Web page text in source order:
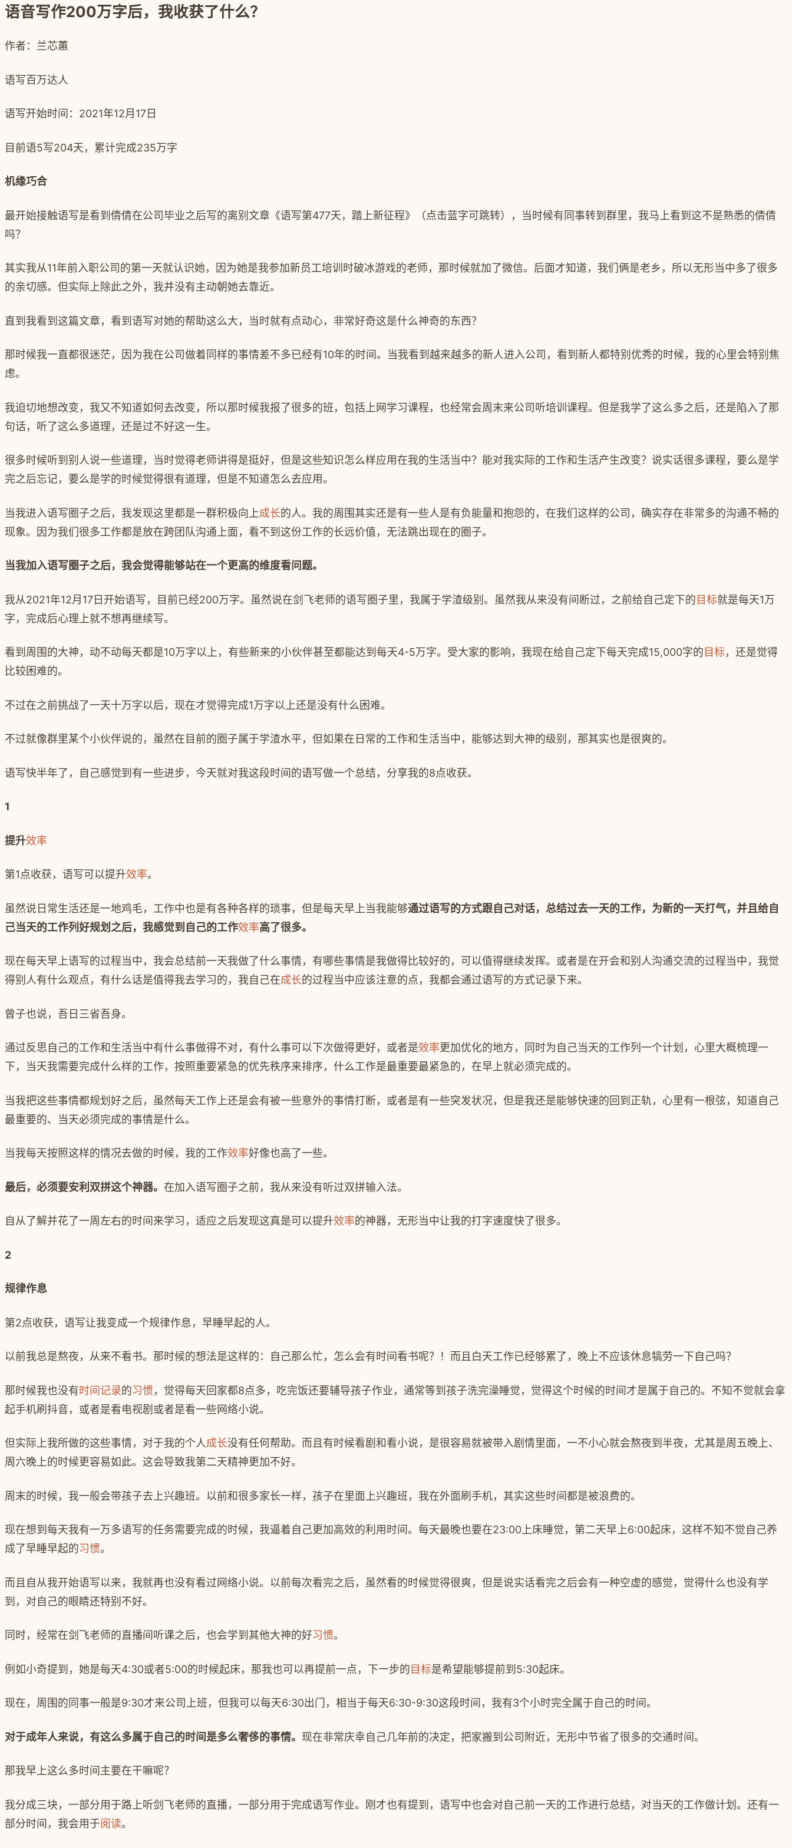
语音写作200万字后，我收获了什么？
作者：兰芯蕙
语写百万达人
语写开始时间： 2021年12月 17日
目前语5写204天，累计完成235万字
机缘巧合
最开始接触语写是看到倩倩在公司毕业之后写的离别文章《语写第477天，踏上新征程》（点击蓝字可跳转），当时候有同事转到群里，我马上看到这不是熟悉的倩倩
吗？
其实我从11年前入职公司的第一天就认识她，因为她是我参加新员工培训时破冰游戏的老师，那时候就加了微信。后面才知道，我们俩是老乡，所以无形当中多了很多
的亲切感。但实际上除此之外，我并没有主动朝她去靠近。
直到我看到这篇文章，看到语写对她的帮助这么大，当时就有点动心，非常好奇这是什么神奇的东西？
那时候我一直都很迷茫，因为我在公司做着同样的事情差不多已经有10年的时间。当我看到越来越多的新人进入公司，看到新人都特别优秀的时候，我的心里会特别焦
虑。
我迫切地想改变，我又不知道如何去改变，所以那时候我报了很多的班，包括上网学习课程，也经常会周末来公司听培训课程。但是我学了这么多之后，还是陷入了那
句话，听了这么多道理，还是过不好这一生。
很多时候听到别人说一些道理，当时觉得老师讲得是挺好，但是这些知识怎么样应用在我的生活当中？能对我实际的工作和生活产生改变？说实话很多课程，要么是学
完之后忘记，要么是学的时候觉得很有道理，但是不知道怎么去应用。
当我进入语写圈子之后，我发现这里都是一群积极向上成长的人。我的周围其实还是有一些人是有负能量和抱怨的，在我们这样的公司，确实存在非常多的沟通不畅的
现象。因为我们很多工作都是放在跨团队沟通上面，看不到这份工作的长远价值，无法跳出现在的圈子。
当我加入语写圈子之后，我会觉得能够站在一个更高的维度看问题。
我从2021年12月 17日开始语写，目前已经200万字。虽然说在剑飞老师的语写圈子里，我属于学渣级别。虽然我从来没有间断过，之前给自己定下的目标就是每天1万
字，完成后心理上就不想再继续写。
看到周围的大神，动不动每天都是10万字以上，有些新来的小伙伴甚至都能达到每天4-5万字。受大家的影响，我现在给自己定下每天完成15,000字的 目标，还是觉得
比较困难的。
不过在之前挑战了一天十万字以后，现在才觉得完成1万字以上还是没有什么困难。
不过就像群里某个小伙伴说的，虽然在目前的圈子属于学渣水平，但如果在日常的工作和生活当中，能够达到大神的级别，那其实也是很爽的。
语写快半年了，自己感觉到有一些进步，今天就对我这段时间的语写做一个总结，分享我的8点收获。
1
提升效率
第1点收获，语写可以提升效率。
虽然说日常生活还是一地鸡毛，工作中也是有各种各样的琐事，但是每天早上当我能够通过语写的方式跟自己对话，总结过去一天的工作，为新的一天打气，并且给自
己当天的工作列好规划之后，我感觉到自己的工作效率高了很多。
现在每天早上语写的过程当中，我会总结前一天我做了什么事情，有哪些事情是我做得比较好的，可以值得继续发挥。或者是在开会和别人沟通交流的过程当中，我觉
得别人有什么观点，有什么话是值得我去学习的，我自己在成长的过程当中应该注意的点，我都会通过语写的方式记录下来。
曾子也说，吾日三省吾身。
通过反思自己的工作和生活当中有什么事做得不对，有什么事可以下次做得更好，或者是效率更加优化的地方，同时为自己当天的工作列一个计划，心里大概梳理一
下，当天我需要完成什么样的工作，按照重要紧急的优先秩序来排序，什么工作是最重要最紧急的，在早上就必须完成的。
当我把这些事情都规划好之后，虽然每天工作上还是会有被一些意外的事情打断，或者是有一些突发状况，但是我还是能够快速的回到正轨，心里有一根弦，知道自己
最重要的、当天必须完成的事情是什么。
当我每天按照这样的情况去做的时候，我的工作效率好像也高了一些。
最后，必须要安利双拼这个神器。 在加入语写圈子之前，我从来没有听过双拼输入法。
自从了解并花了一周左右的时间来学习，适应之后发现这真是可以提升效率的神器，无形当中让我的打字速度快了很多。
2
规律作息
第2点收获，语写让我变成一个规律作息，早睡早起的人。
以前我总是熬夜，从来不看书。那时候的想法是这样的：自己那么忙，怎么会有时间看书呢？！而且白天工作已经够累了，晚上不应该休息犒劳一下自己吗？
那时候我也没有时间记录的习惯，觉得每天回家都8点多，吃完饭还要辅导孩子作业，通常等到孩子洗完澡睡觉，觉得这个时候的时间才是属于自己的。不知不觉就会拿
起手机刷抖音，或者是看电视剧或者是看一些网络小说。
但实际上我所做的这些事情，对于我的个人成长没有任何帮助。而且有时候看剧和看小说，是很容易就被带入剧情里面，一不小心就会熬夜到半夜，尤其是周五晚上、
周六晚上的时候更容易如此。这会导致我第二天精神更加不好。
周末的时候，我一般会带孩子去上兴趣班。以前和很多家长一样，孩子在里面上兴趣班，我在外面刷手机，其实这些时间都是被浪费的。
现在想到每天我有一万多语写的任务需要完成的时候，我逼着自己更加高效的利用时间。每天最晚也要在23:00上床睡觉，第二天早上6:00起床，这样不知不觉自己养
成了早睡早起的习惯。
而且自从我开始语写以来，我就再也没有看过网络小说。以前每次看完之后，虽然看的时候觉得很爽，但是说实话看完之后会有一种空虚的感觉，觉得什么也没有学
到，对自己的眼睛还特别不好。
同时，经常在剑飞老师的直播间听课之后，也会学到其他大神的好习惯。
例如小奇提到，她是每天4:30或者5:00的时候起床，那我也可以再提前一点，下一步的目标是希望能够提前到 5:30起床。
现在，周围的同事一般是9:30才来公司上班，但我可以每天6:30出门，相当于每天6:30-9:30这段时间，我有3个小时完全属于自己的时间。
对于成年人来说，有这么多属于自己的时间是多么奢侈的事情。 现在非常庆幸自己几年前的决定，把家搬到公司附近，无形中节省了很多的交通时间。
那我早上这么多时间主要在干嘛呢？
我分成三块，一部分用于路上听剑飞老师的直播，一部分用于完成语写作业。刚才也有提到，语写中也会对自己前一天的工作进行总结，对当天的工作做计划。还有一
部分时间，我会用于阅读。